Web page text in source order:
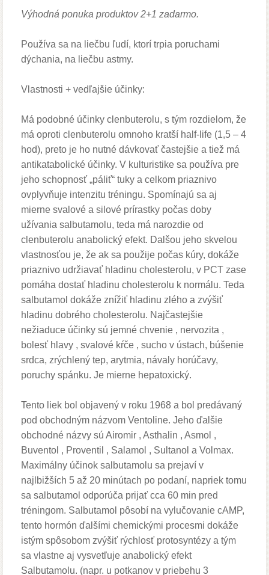
Výhodná ponuka produktov 2+1 zadarmo.
Používa sa na liečbu ľudí, ktorí trpia poruchami
dýchania, na liečbu astmy.
Vlastnosti + vedľajšie účinky:
Má podobné účinky clenbuterolu, s tým rozdielom, že
má oproti clenbuterolu omnoho kratší half-life (1,5 – 4
hod), preto je ho nutné dávkovať častejšie a tiež má
antikatabolické účinky. V kulturistike sa používa pre
jeho schopnosť „páliť“ tuky a celkom priaznivo
ovplyvňuje intenzitu tréningu. Spomínajú sa aj
mierne svalové a silové prírastky počas doby
užívania salbutamolu, teda má narozdie od
clenbuterolu anabolický efekt. Dalšou jeho skvelou
vlastnosťou je, že ak sa použije počas kúry, dokáže
priaznivo udržiavať hladinu cholesterolu, v PCT zase
pomáha dostať hladinu cholesterolu k normálu. Teda
salbutamol dokáže znížiť hladinu zlého a zvýšiť
hladinu dobrého cholesterolu. Najčastejšie
nežiaduce účinky sú jemné chvenie , nervozita ,
bolesť hlavy , svalové kŕče , sucho v ústach, búšenie
srdca, zrýchlený tep, arytmia, návaly horúčavy,
poruchy spánku. Je mierne hepatoxický.
Tento liek bol objavený v roku 1968 a bol predávaný
pod obchodným názvom Ventoline. Jeho ďalšie
obchodné názvy sú Airomir , Asthalin , Asmol ,
Buventol , Proventil , Salamol , Sultanol a Volmax.
Maximálny účinok salbutamolu sa prejaví v
najlbižších 5 až 20 minútach po podaní, napriek tomu
sa salbutamol odporúča prijať cca 60 min pred
tréningom. Salbutamol pôsobí na vylučovanie cAMP,
tento hormón ďalšími chemickými procesmi dokáže
istým spôsobom zvýšiť rýchlosť protosyntézy a tým
sa vlastne aj vysvetľuje anabolický efekt
Salbutamolu. (napr. u potkanov v priebehu 3